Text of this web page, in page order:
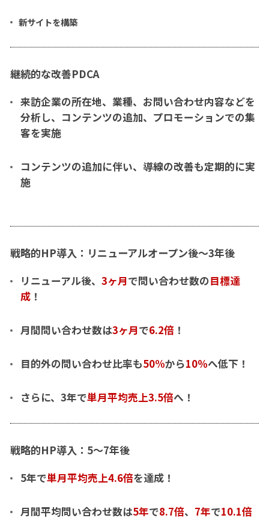
新サイトを構築
継続的な改善PDCA
来訪企業の所在地、業種、お問い合わせ内容などを
分析し、コンテンツの追加、プロモーションでの集
客を実施
コンテンツの追加に伴い、導線の改善も定期的に実
施
戦略的HP導入：リニューアルオープン後〜3年後
リニューアル後、 3ヶ月で問い合わせ数の目標達
成！
月間問い合わせ数は3ヶ月で6.2倍 ！
目的外の問い合わせ比率も50%から10％へ低下！
さらに、3年で単月平均売上3.5倍へ！
戦略的HP導入：5〜7年後
5年で単月平均売上4.6倍を達成！
月間平均問い合わせ数は5年で8.7倍、 7年で10.1倍